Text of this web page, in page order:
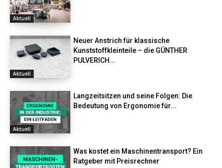
Aktuell
Aktuell
Neuer Anstrich für klassische
Kunststoffkleinteile – die GÜNTHER
PULVERICH...
Aktuell
Langzeitsitzen und seine Folgen: Die
Bedeutung von Ergonomie für...
Was kostet ein Maschinentransport? Ein
Ratgeber mit Preisrechner